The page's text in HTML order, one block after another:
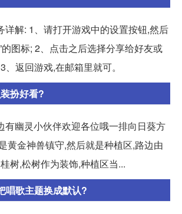
详解: 1、请打开游戏中的设置按钮,然后
的图标; 2、点击之后选择分享给好友或
返回游戏,在邮箱里就可。
扮好看?
有幽灵小伙伴欢迎各位哦一排向日葵方
黄金神兽镇守,然后就是种植区,路边由
树,松树作为装饰,种植区当...
唱歌主题换成默认?